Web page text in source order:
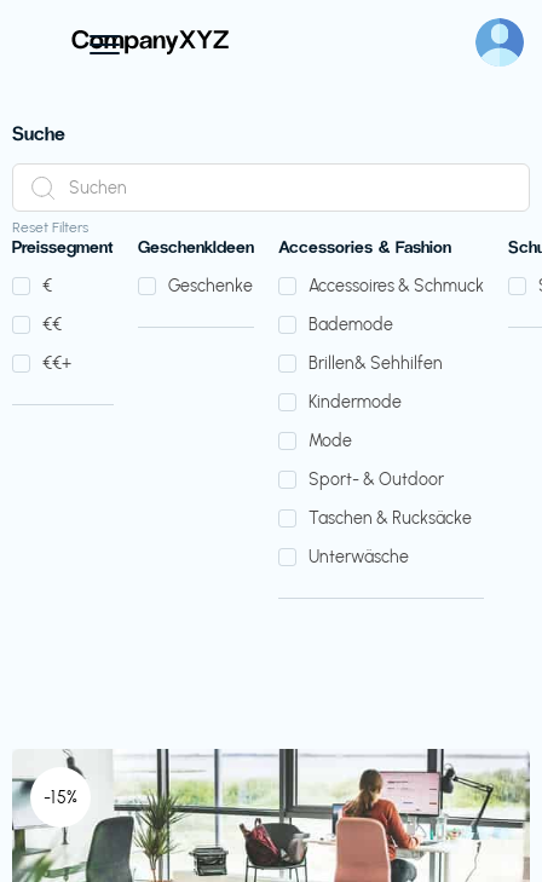
Suche
Reset Filters
Preissegment
€‎
€‎€‎
€‎€‎+
GeschenkIdeen
Geschenke
Accessories & Fashion
Accessoires & Schmuck
Bademode
Brillen& Sehhilfen
Kindermode
Mode
Sport- & Outdoor
Taschen & Rucksäcke
Unterwäsche
-15%